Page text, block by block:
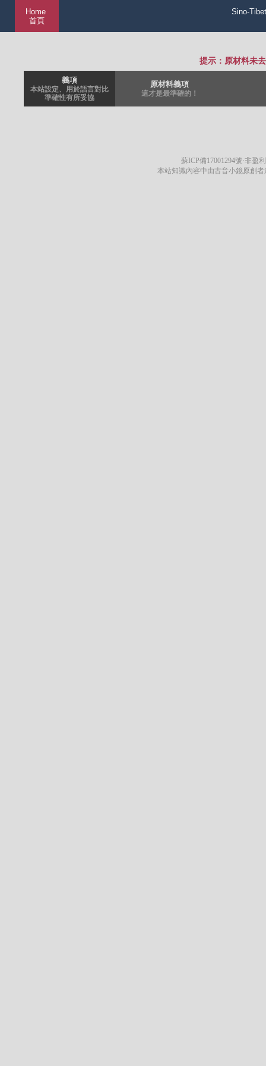
Home
首頁
Sino-
提示：原材料未
義項
本站設定、用於語言對比
準確性有所妥協
原材料義項
這才是最準確的！
蘇ICP備17001294號·非盈
本站知識內容中由古音小鏡原創